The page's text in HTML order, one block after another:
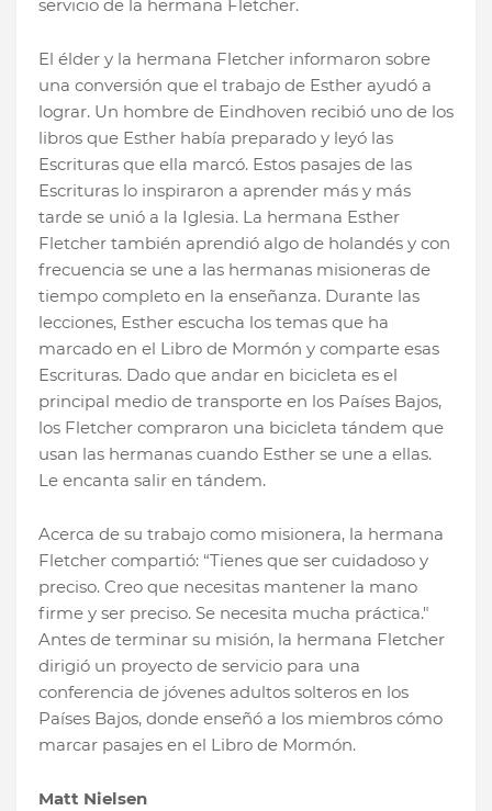
servicio de la hermana Fletcher.
El élder y la hermana Fletcher informaron sobre
una conversión que el trabajo de Esther ayudó a
lograr. Un hombre de Eindhoven recibió uno de los
libros que Esther había preparado y leyó las
Escrituras que ella marcó. Estos pasajes de las
Escrituras lo inspiraron a aprender más y más
tarde se unió a la Iglesia. La hermana Esther
Fletcher también aprendió algo de holandés y con
frecuencia se une a las hermanas misioneras de
tiempo completo en la enseñanza. Durante las
lecciones, Esther escucha los temas que ha
marcado en el Libro de Mormón y comparte esas
Escrituras. Dado que andar en bicicleta es el
principal medio de transporte en los Países Bajos,
los Fletcher compraron una bicicleta tándem que
usan las hermanas cuando Esther se une a ellas.
Le encanta salir en tándem.
Acerca de su trabajo como misionera, la hermana
Fletcher compartió: “Tienes que ser cuidadoso y
preciso. Creo que necesitas mantener la mano
firme y ser preciso. Se necesita mucha práctica."
Antes de terminar su misión, la hermana Fletcher
dirigió un proyecto de servicio para una
conferencia de jóvenes adultos solteros en los
Países Bajos, donde enseñó a los miembros cómo
marcar pasajes en el Libro de Mormón.
Matt Nielsen